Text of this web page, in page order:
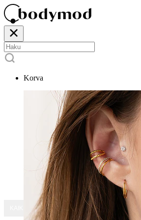
Korva
KAIKKI KORUT -15 %